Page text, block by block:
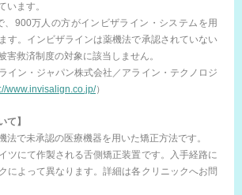
います。
900万人の方がインビザライン・システムを用
す。インビザラインは薬機法で承認されていない
害救済制度の対象に該当しません。
イン・ジャパン株式会社／アライン・テクノロジ
www.invisalign.co.jp/）
て】
で未承認の医療機器を用いた矯正方法です。
ツにて作製される舌側矯正装置です。入手経路に
によって異なります。詳細は各クリニックへお問